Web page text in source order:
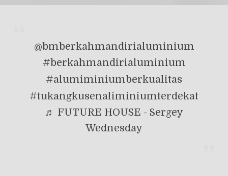
@bmberkahmandirialuminium
#berkahmandirialuminium
#alumiminiumberkualitas
#tukangkusenaliminiumterdekat
♬ FUTURE HOUSE - Sergey
Wednesday